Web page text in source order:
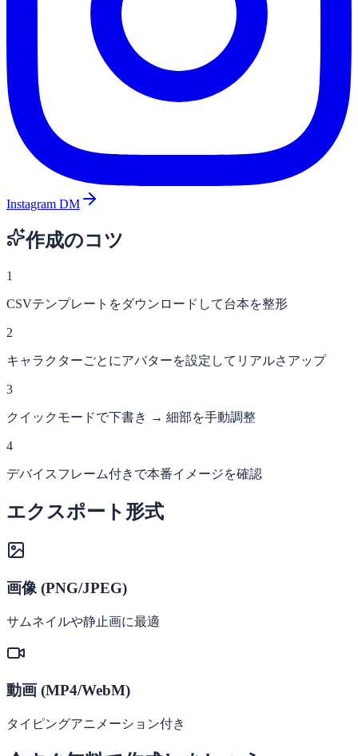
Instagram DM
作成のコツ
1
CSVテンプレートをダウンロードして台本を整形
2
キャラクターごとにアバターを設定してリアルさアップ
3
クイックモードで下書き → 細部を手動調整
4
デバイスフレーム付きで本番イメージを確認
エクスポート形式
画像 (PNG/JPEG)
サムネイルや静止画に最適
動画 (MP4/WebM)
タイピングアニメーション付き